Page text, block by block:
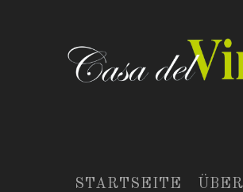
STARTSEITE